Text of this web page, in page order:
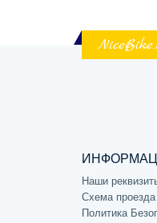
Наши
Схема проезда
Политика